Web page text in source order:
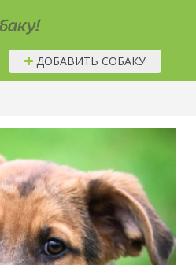
ДОБАВИТЬ СОБАКУ